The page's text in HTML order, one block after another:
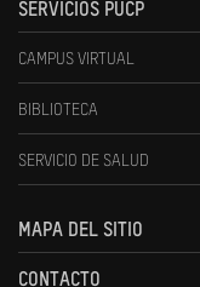
SERVICIOS PUCP
CAMPUS VIRTUAL
BIBLIOTECA
SERVICIO DE SALUD
MAPA DEL SITIO
CONTACTO